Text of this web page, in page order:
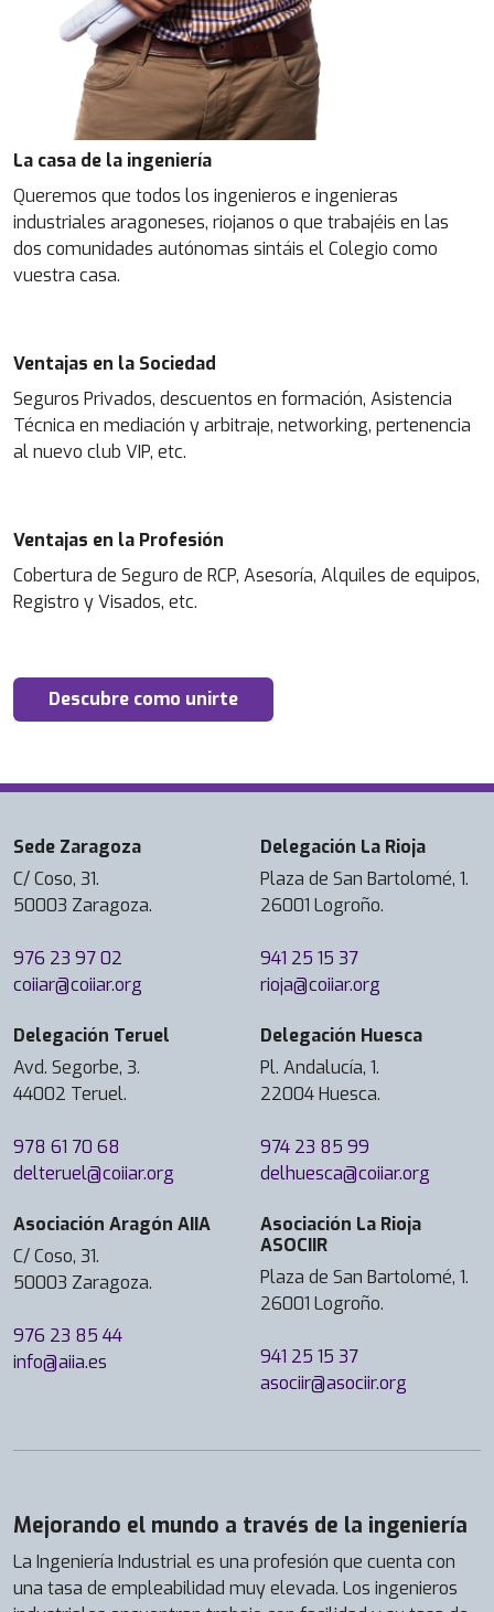
La casa de la ingeniería
Queremos que todos los ingenieros e ingenieras
industriales aragoneses, riojanos o que trabajéis en las
dos comunidades autónomas sintáis el Colegio como
vuestra casa.
Ventajas en la Sociedad
Seguros Privados, descuentos en formación, Asistencia
Técnica en mediación y arbitraje, networking, pertenencia
al nuevo club VIP, etc.
Ventajas en la Profesión
Cobertura de Seguro de RCP, Asesoría, Alquiles de equipos,
Registro y Visados, etc.
Descubre como unirte
Sede Zaragoza
C/ Coso, 31.
50003 Zaragoza.
976 23 97 02
coiiar@coiiar.org
Delegación La Rioja
Plaza de San Bartolomé, 1.
26001 Logroño.
941 25 15 37
rioja@coiiar.org
Delegación Teruel
Avd. Segorbe, 3.
44002 Teruel.
978 61 70 68
delteruel@coiiar.org
Delegación Huesca
Pl. Andalucía, 1.
22004 Huesca.
974 23 85 99
delhuesca@coiiar.org
Asociación Aragón AIIA
C/ Coso, 31.
50003 Zaragoza.
976 23 85 44
info@aiia.es
Asociación La Rioja
ASOCIIR
Plaza de San Bartolomé, 1.
26001 Logroño.
941 25 15 37
asociir@asociir.org
Mejorando el mundo a través de la ingeniería
La Ingeniería Industrial es una profesión que cuenta con
una tasa de empleabilidad muy elevada. Los ingenieros